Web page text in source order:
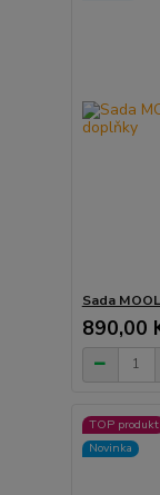
Sada
890,00
TOP produkt
Novinka